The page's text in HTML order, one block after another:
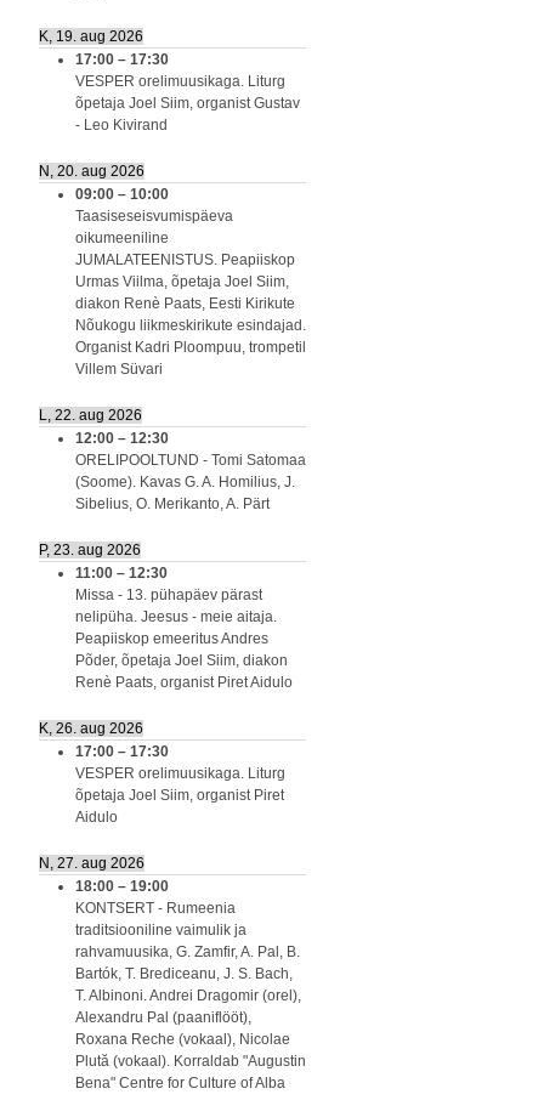
K, 19. aug 2026
17:00 – 17:30
VESPER orelimuusikaga. Liturg
õpetaja Joel Siim, organist Gustav
- Leo Kivirand
N, 20. aug 2026
09:00 – 10:00
Taasiseseisvumispäeva
oikumeeniline
JUMALATEENISTUS. Peapiiskop
Urmas Viilma, õpetaja Joel Siim,
diakon Renè Paats, Eesti Kirikute
Nõukogu liikmeskirikute esindajad.
Organist Kadri Ploompuu, trompetil
Villem Süvari
L, 22. aug 2026
12:00 – 12:30
ORELIPOOLTUND - Tomi Satomaa
(Soome). Kavas G. A. Homilius, J.
Sibelius, O. Merikanto, A. Pärt
P, 23. aug 2026
11:00 – 12:30
Missa - 13. pühapäev pärast
nelipüha. Jeesus - meie aitaja.
Peapiiskop emeeritus Andres
Põder, õpetaja Joel Siim, diakon
Renè Paats, organist Piret Aidulo
K, 26. aug 2026
17:00 – 17:30
VESPER orelimuusikaga. Liturg
õpetaja Joel Siim, organist Piret
Aidulo
N, 27. aug 2026
18:00 – 19:00
KONTSERT - Rumeenia
traditsiooniline vaimulik ja
rahvamuusika, G. Zamfir, A. Pal, B.
Bartók, T. Brediceanu, J. S. Bach,
T. Albinoni. Andrei Dragomir (orel),
Alexandru Pal (paaniflööt),
Roxana Reche (vokaal), Nicolae
Plută (vokaal). Korraldab "Augustin
Bena" Centre for Culture of Alba